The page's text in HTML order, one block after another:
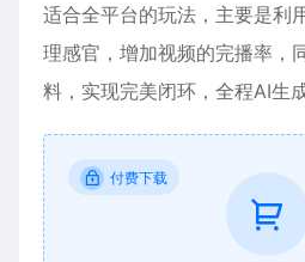
适合全平台的玩法，主要是利
理感官，增加视频的完播率，
料，实现完美闭环，全程AI生
付费下载